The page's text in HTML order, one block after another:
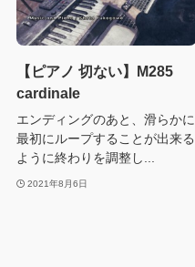
【ピアノ 切ない】M285
cardinale
エンディングのあと、滑らかに
最初にループすることが出来る
ように終わりを調整し...
2021年8月6日